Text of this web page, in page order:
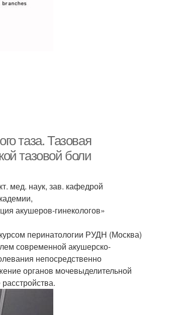
таза. Тазовая
тазовой боли
мед. наук, зав. кафедрой
акушеров-гинекологов»
перинатологии РУДН (Москва)
современной акушерско-
непосредственно
органов мочевыделительной